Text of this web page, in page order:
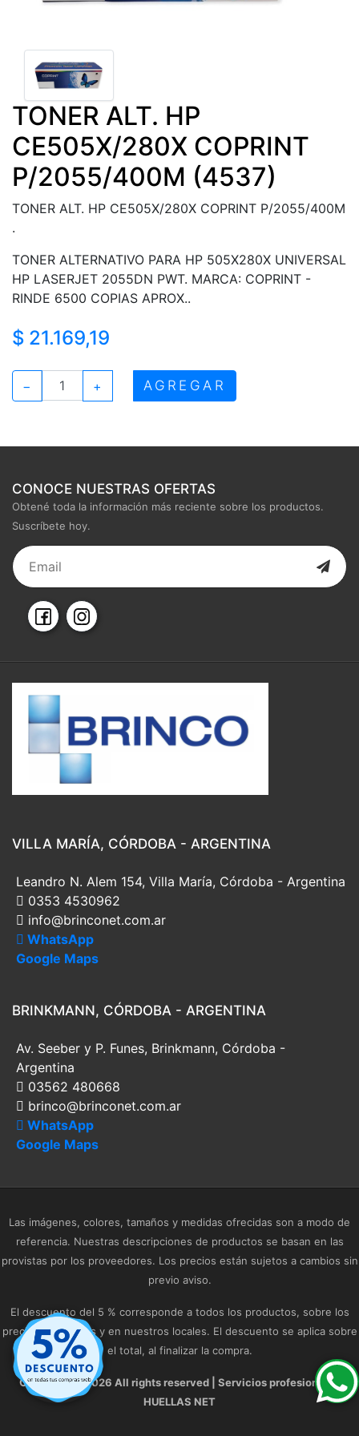
TONER ALT. HP
CE505X/280X COPRINT
P/2055/400M (4537)
TONER ALT. HP CE505X/280X COPRINT P/2055/400M
.
TONER ALTERNATIVO PARA HP 505X280X UNIVERSAL
HP LASERJET 2055DN PWT. MARCA: COPRINT -
RINDE 6500 COPIAS APROX..
$ 21.169,19
− + AGREGAR
CONOCE NUESTRAS OFERTAS
Obtené toda la información más reciente sobre los productos.
Suscríbete hoy.
VILLA MARÍA, CÓRDOBA - ARGENTINA
Leandro N. Alem 154, Villa María, Córdoba - Argentina
0353 4530962
info@brinconet.com.ar
WhatsApp
Google Maps
BRINKMANN, CÓRDOBA - ARGENTINA
Av. Seeber y P. Funes, Brinkmann, Córdoba -
Argentina
03562 480668
brinco@brinconet.com.ar
WhatsApp
Google Maps
Las imágenes, colores, tamaños y medidas ofrecidas son a modo de
referencia. Nuestras descripciones de productos se basan en las
provistas por los proveedores. Los precios están sujetos a cambios sin
previo aviso.
El descuento del 5 % corresponde a todos los productos, sobre los
precios publicados y en nuestros locales. El descuento se aplica sobre
el total, al finalizar la compra.
Copyright ©2026 All rights reserved | Servicios profesionales
HUELLAS NET